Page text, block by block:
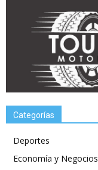
Categorías
Deportes
Economía y Negocios